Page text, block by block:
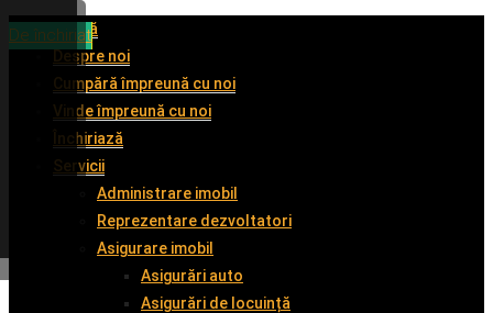
Acasă
Despre noi
Cumpără împreună cu noi
Vinde împreună cu noi
Închiriază
Servicii
Administrare imobil
Reprezentare dezvoltatori
Asigurare imobil
Asigurări auto
Asigurări de locuință
De închiriat
De închiriat
De vânzare
De închiriat